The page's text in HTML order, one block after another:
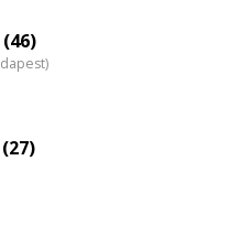
nagyítása